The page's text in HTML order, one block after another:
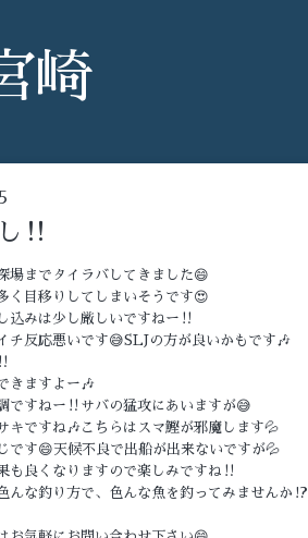
崎
‼️
場までタイラバしてきました😄
く目移りしてしまいそうです😍
込みは少し厳しいですねー‼️
チ反応悪いです😅SLJの方が良いかもです🎶
きますよー🎶
ですねー‼️サバの猛攻にあいますが😅
キですね🎶こちらはスマ鰹が邪魔します💦
です😄天候不良で出船が出来ないですが💦
も良くなりますので楽しみですね‼️
んな釣り方で、色んな魚を釣ってみませんか⁉️